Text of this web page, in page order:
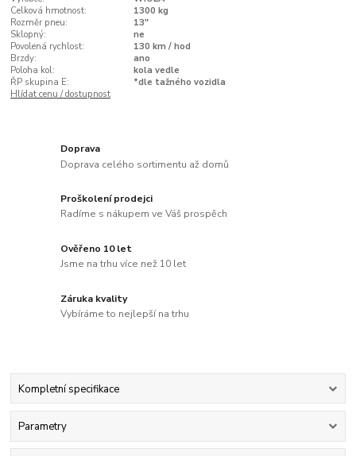
Celková hmotnost:
1300 kg
Rozměr pneu:
13"
Sklopný:
ne
Povolená rychlost:
130 km / hod
Brzdy:
ano
Poloha kol:
kola vedle
ŘP skupina E:
*dle tažného vozidla
Hlídat cenu / dostupnost
Doprava
Doprava celého sortimentu až domů
Proškolení prodejci
Radíme s nákupem ve Váš prospěch
Ověřeno 10 let
Jsme na trhu více než 10 let
Záruka kvality
Vybíráme to nejlepší na trhu
Kompletní specifikace
Parametry